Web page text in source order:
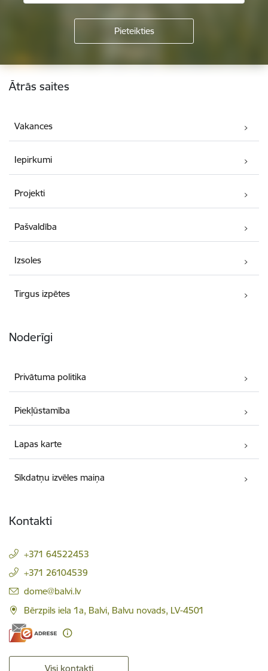
Kājene
Ātrās saites
Vakances
Iepirkumi
Projekti
Pašvaldība
Izsoles
Tirgus izpētes
Noderīgi
Privātuma politika
Piekļūstamība
Lapas karte
Sīkdatņu izvēles maiņa
Kontakti
+371 64522453
+371 26104539
E-pasts:
dome@balvi.lv
Bērzpils iela 1a, Balvi, Balvu novads, LV-4501
Visi kontakti